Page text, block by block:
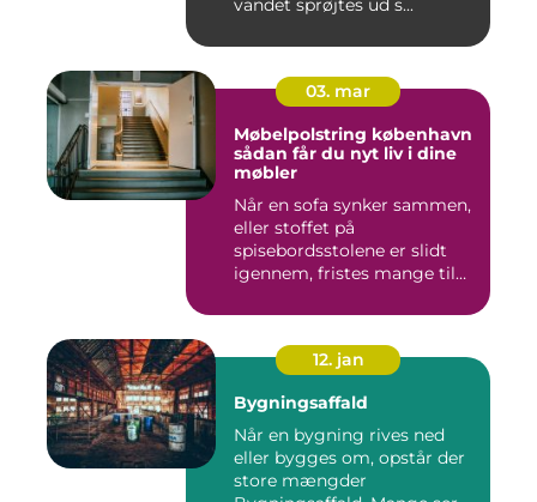
vandet sprøjtes ud s...
03. mar
Møbelpolstring københavn
sådan får du nyt liv i dine
møbler
Når en sofa synker sammen,
eller stoffet på
spisebordsstolene er slidt
igennem, fristes mange til
12. jan
Bygningsaffald
Når en bygning rives ned
eller bygges om, opstår der
store mængder